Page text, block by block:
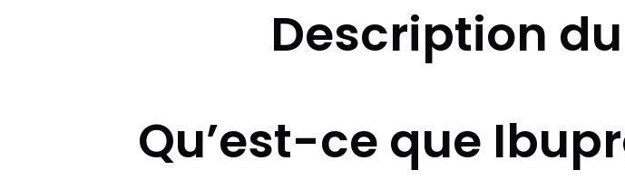
Description
Qu’est-ce que